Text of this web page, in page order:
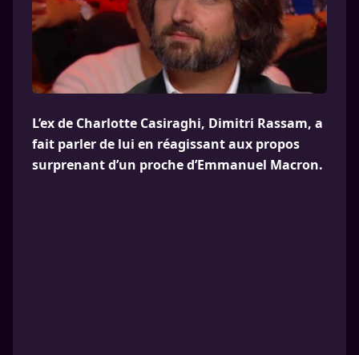
L’ex de Charlotte Casiraghi, Dimitri Rassam, a
fait parler de lui en réagissant aux propos
surprenant d’un proche d’Emmanuel Macron.